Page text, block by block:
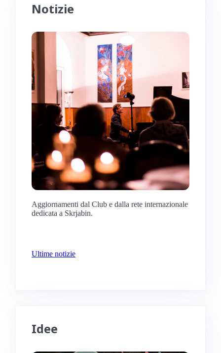
Notizie
Aggiornamenti dal Club e dalla rete internazionale
dedicata a Skrjabin.
Ultime notizie
Idee